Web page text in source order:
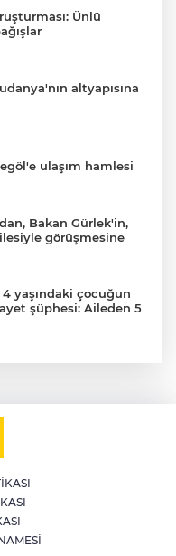
Ünlü
altyapısına
ulaşım hamlesi
Bakan Gürlek'in,
görüşmesine
yaşındaki çocuğun
şüphesi: Aileden 5
daha tabela
çocuklar da şen